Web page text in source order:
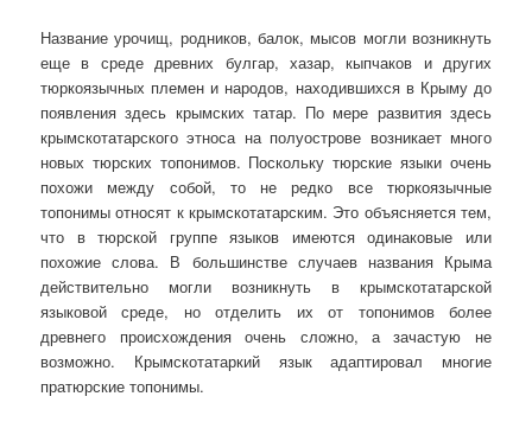
Название урочищ, родников, балок, мысов могли возникнуть
еще в среде древних булгар, хазар, кыпчаков и других
тюркоязычных племен и народов, находившихся в Крыму до
появления здесь крымских татар. По мере развития здесь
крымскотатарского этноса на полуострове возникает много
новых тюрских топонимов. Поскольку тюрские языки очень
похожи между собой, то не редко все тюркоязычные
топонимы относят к крымскотатарским. Это объясняется тем,
что в тюрской группе языков имеются одинаковые или
похожие слова. В большинстве случаев названия Крыма
действительно могли возникнуть в крымскотатарской
языковой среде, но отделить их от топонимов более
древнего происхождения очень сложно, а зачастую не
возможно. Крымскотатаркий язык адаптировал многие
пратюрские топонимы.